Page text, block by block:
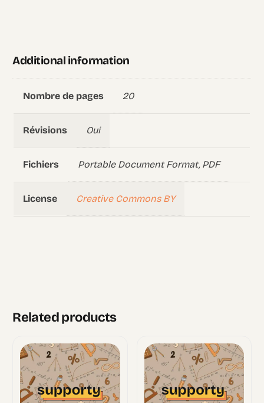
Additional information
Nombre de pages 20
Révisions Oui
Fichiers Portable Document Format, PDF
License Creative Commons BY
Related products